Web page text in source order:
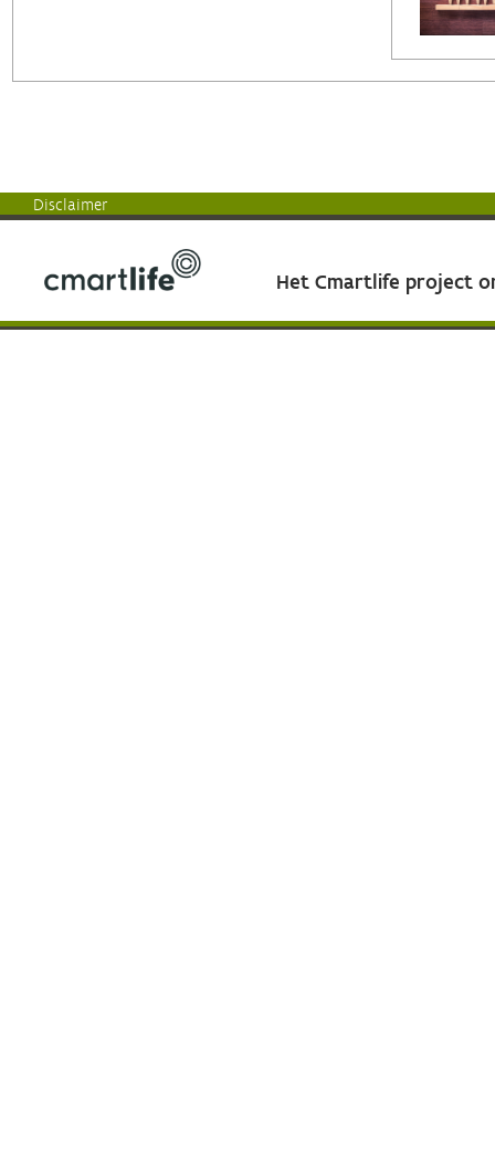
Disclaimer
Het Cmartlife project